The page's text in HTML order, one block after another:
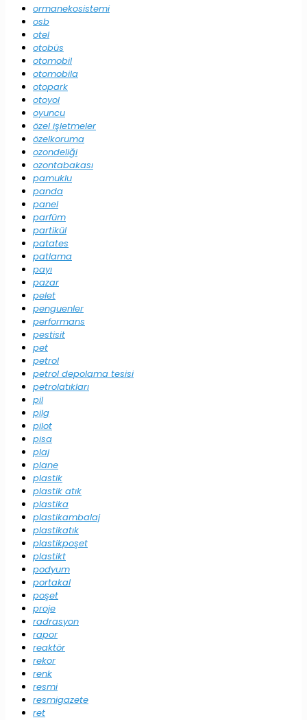
ormanekosistemi
osb
otel
otobüs
otomobil
otomobila
otopark
otoyol
oyuncu
özel işletmeler
özelkoruma
ozondeliği
ozontabakası
pamuklu
panda
panel
parfüm
partikül
patates
patlama
payı
pazar
pelet
penguenler
performans
pestisit
pet
petrol
petrol depolama tesisi
petrolatıkları
pil
pilg
pilot
pisa
plaj
plane
plastik
plastik atık
plastika
plastikambalaj
plastikatık
plastikpoşet
plastikt
podyum
portakal
poşet
proje
radrasyon
rapor
reaktör
rekor
renk
resmi
resmigazete
ret